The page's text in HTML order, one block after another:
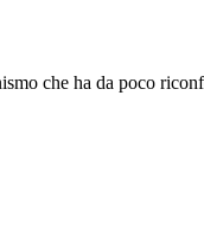
che ha da poco